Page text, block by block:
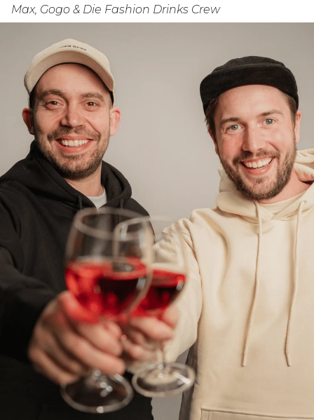
Max, Gogo & Die Fashion Drinks Crew